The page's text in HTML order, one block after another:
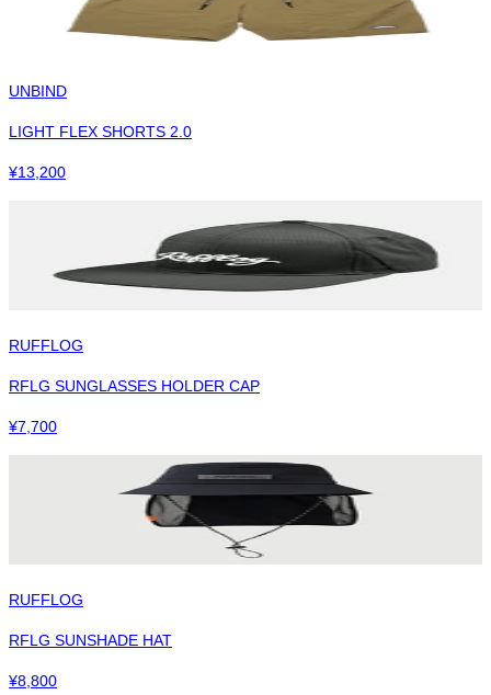
UNBIND
LIGHT FLEX SHORTS 2.0
¥13,200
RUFFLOG
RFLG SUNGLASSES HOLDER CAP
¥7,700
RUFFLOG
RFLG SUNSHADE HAT
¥8,800